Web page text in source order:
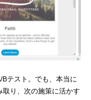
Bテスト。でも、本当に
り、次の施策に活かす